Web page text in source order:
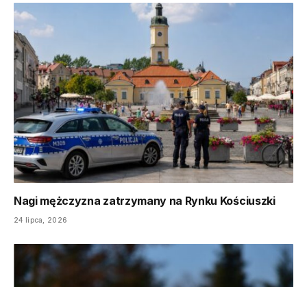
Nagi mężczyzna zatrzymany na Rynku Kościuszki
24 lipca, 2026